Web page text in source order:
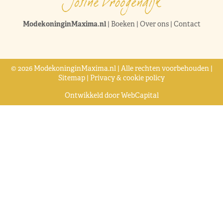
ModekoninginMaxima.nl| Boeken| Over ons| Contact
© 2026 ModekoninginMaxima.nl | Alle rechten voorbehouden |
Sitemap | Privacy & cookie policy
Ontwikkeld doorWebCapital